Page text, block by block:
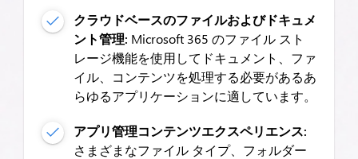
クラウドベースのファイルおよびドキュメ
ント管理: Microsoft 365 のファイル スト
レージ機能を使用してドキュメント、ファ
イル、コンテンツを処理する必要があるあ
らゆるアプリケーションに適しています。
アプリ管理コンテンツエクスペリエンス:
さまざまなファイル タイプ、フォルダー